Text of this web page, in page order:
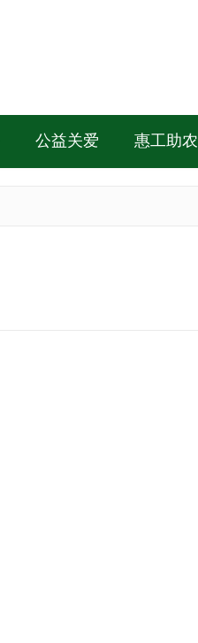
公益关爱 惠工助农